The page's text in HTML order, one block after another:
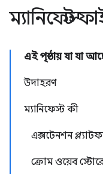
ম্যানিফেস্ট
এই পৃষ্ঠায় যা যা
উদাহরণ
ম্যানিফেস্ট কী
এক্সটেনশন
ক্রোম ওয়েব